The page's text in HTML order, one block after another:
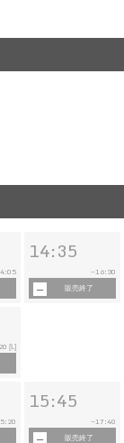
14:35
~16:30
販売終了
[L]
15:45
~17:40
販売終了